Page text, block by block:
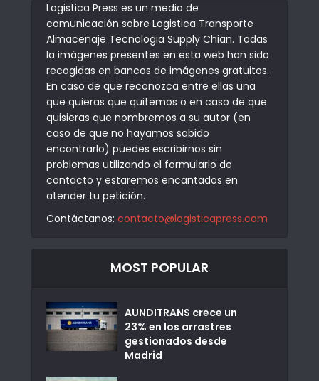
Logistica Press es un medio de
comunicación sobre Logistica Transporte
Almacenaje Tecnologia Supply Chian. Todas
la imágenes presentes en esta web han sido
recogidas en bancos de imágenes gratuitos.
En caso de que reconozca entre ellas una
que quieras que quitemos o en caso de que
quisieras que nombremos a su autor (en
caso de que no hayamos sabido
encontrarlo) puedes escribirnos sin
problemas utilizando el formulario de
contacto y estaremos encantados en
atender tu petición.
Contáctanos: contacto@logisticapress.com
MOST POPULAR
AUNDITRANS crece un
23% en los arrastres
gestionados desde
Madrid